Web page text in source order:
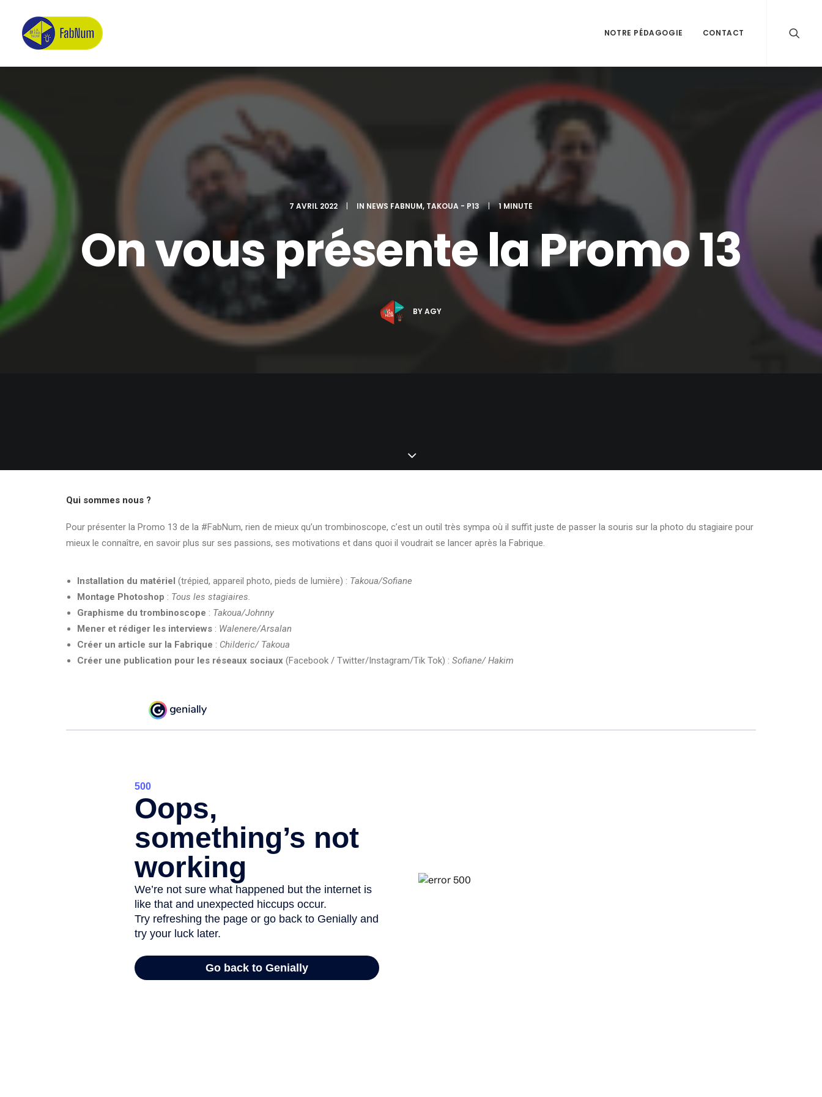
NOTRE PÉDAGOGIE CONTACT
7 AVRIL 2022 | IN NEWS FABNUM, TAKOUA - P13 | 1 MINUTE
On vous présente la Promo 13
BYAGY
Qui sommes nous ?
Pour présenter la Promo 13 de la #FabNum, rien de mieux qu’un trombinoscope, c’est un outil très sympa où il suffit juste de passer la souris sur la photo du stagiaire pour
mieux le connaître, en savoir plus sur ses passions, ses motivations et dans quoi il voudrait se lancer après la Fabrique.
Installation du matériel (trépied, appareil photo, pieds de lumière) : Takoua/Sofiane
Montage Photoshop : Tous les stagiaires.
Graphisme du trombinoscope : Takoua/Johnny
Mener et rédiger les interviews : Walenere/Arsalan
Créer un article sur la Fabrique : Childeric/ Takoua
Créer une publication pour les réseaux sociaux (Facebook / Twitter/Instagram/Tik Tok) : Sofiane/ Hakim